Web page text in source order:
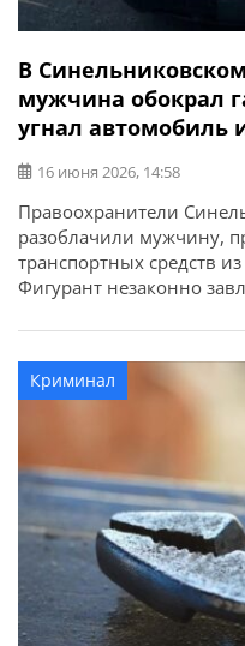
В
мужчина обокрал
угнал автомобиль
16 июня 2026, 14:58
Правоохранители
разоблачили мужчину,
транспортных средств
Фигурант незаконно
сообщает ГУНП в
Полицейские
Синельниковского
установили
Криминал